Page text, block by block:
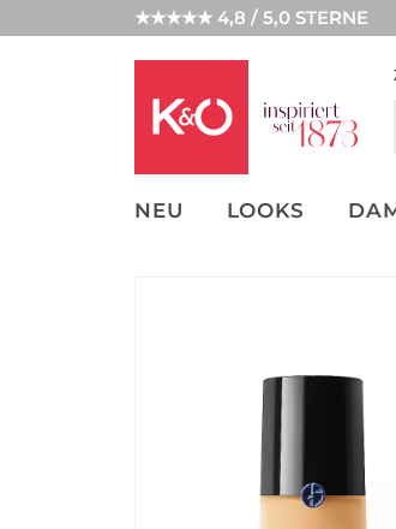
★★★★★ 4,8 / 5,0 STERNE
NEU LOOKS
NEW IN
WEDDING